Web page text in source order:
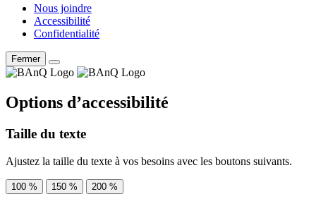
Nous joindre
Accessibilité
Confidentialité
Fermer
Options d’accessibilité
Taille du texte
Ajustez la taille du texte à vos besoins avec les boutons suivants.
100 % 150 % 200 %